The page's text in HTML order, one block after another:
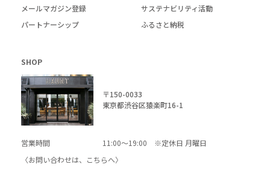
メールマガジン登録
サステナビリティ活動
パートナーシップ
ふるさと納税
SHOP
〒150-0033
東京都渋谷区猿楽町16-1
営業時間
11:00～19:00 ※定休日 月曜日
〈お問い合わせは、
こちらへ〉